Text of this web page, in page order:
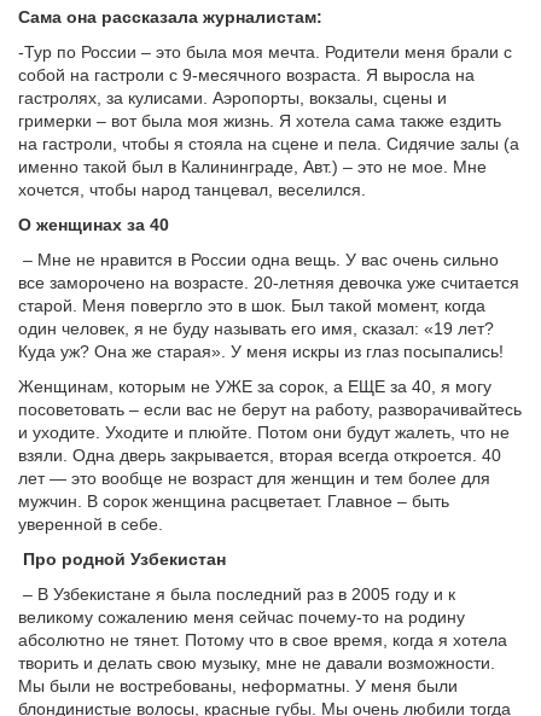
Сама она рассказала журналистам:
-Тур по России – это была моя мечта. Родители меня брали с
собой на гастроли с 9-месячного возраста. Я выросла на
гастролях, за кулисами. Аэропорты, вокзалы, сцены и
гримерки – вот была моя жизнь. Я хотела сама также ездить
на гастроли, чтобы я стояла на сцене и пела. Сидячие залы (а
именно такой был в Калининграде, Авт.) – это не мое. Мне
хочется, чтобы народ танцевал, веселился.
О женщинах за 40
– Мне не нравится в России одна вещь. У вас очень сильно
все заморочено на возрасте. 20-летняя девочка уже считается
старой. Меня повергло это в шок. Был такой момент, когда
один человек, я не буду называть его имя, сказал: «19 лет?
Куда уж? Она же старая». У меня искры из глаз посыпались!
Женщинам, которым не УЖЕ за сорок, а ЕЩЕ за 40, я могу
посоветовать – если вас не берут на работу, разворачивайтесь
и уходите. Уходите и плюйте. Потом они будут жалеть, что не
взяли. Одна дверь закрывается, вторая всегда откроется. 40
лет — это вообще не возраст для женщин и тем более для
мужчин. В сорок женщина расцветает. Главное – быть
уверенной в себе.
Про родной Узбекистан
– В Узбекистане я была последний раз в 2005 году и к
великому сожалению меня сейчас почему-то на родину
абсолютно не тянет. Потому что в свое время, когда я хотела
творить и делать свою музыку, мне не давали возможности.
Мы были не востребованы, неформатны. У меня были
блондинистые волосы, красные губы. Мы очень любили тогда